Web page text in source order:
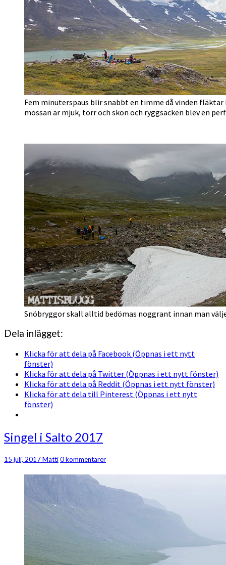
Fem minuterspaus blir snabbt en timme då vinden
mossan är mjuk, torr och skön och ryggsäcken blev en
Snöbryggor skall alltid bedömas noggrant innan man
Dela inlägget:
Klicka för att dela på Facebook (Öppnas i ett nytt
fönster)
Klicka för att dela på Twitter (Öppnas i ett nytt fönster)
Klicka för att dela på Reddit (Öppnas i ett nytt fönster)
Klicka för att dela till Pinterest (Öppnas i ett nytt
fönster)
Singel
i
Salto
2017
Singel i Salto 2017
15 juli, 2017MattiKommentarer
0 kommentarer